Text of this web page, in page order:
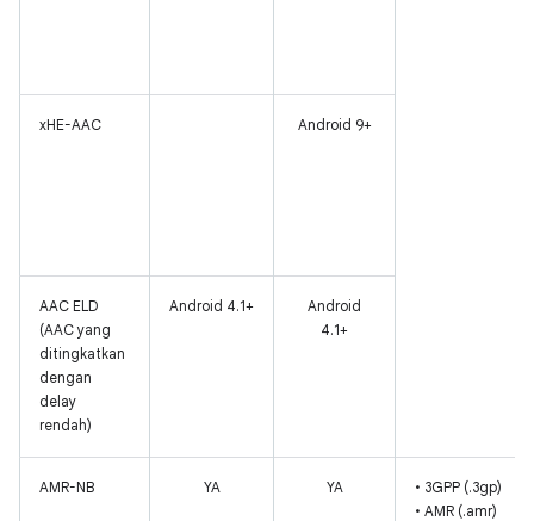
xHE-AAC Android 9+
AAC ELD
(AAC yang
ditingkatkan
dengan
delay
rendah)
Android 4.1+
Android
4.1+
AMR-NB YA YA
• 3GPP (.3gp)
• AMR (.amr)